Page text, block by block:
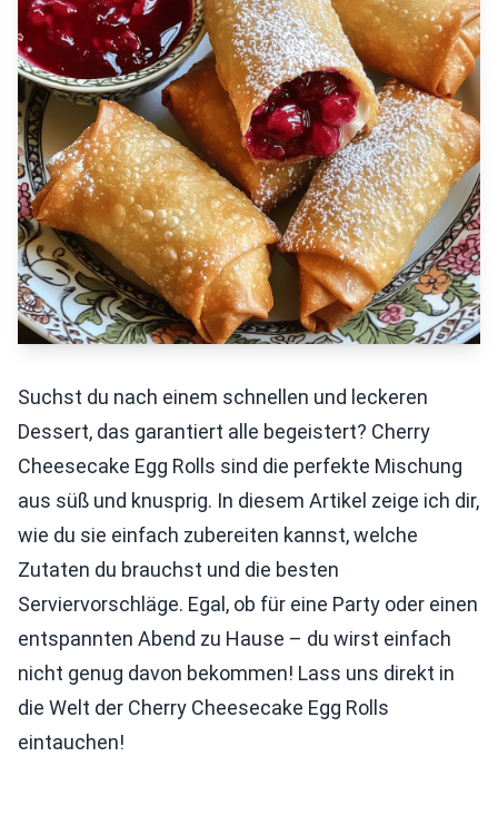
Suchst du nach einem schnellen und leckeren
Dessert, das garantiert alle begeistert? Cherry
Cheesecake Egg Rolls sind die perfekte Mischung
aus süß und knusprig. In diesem Artikel zeige ich dir,
wie du sie einfach zubereiten kannst, welche
Zutaten du brauchst und die besten
Serviervorschläge. Egal, ob für eine Party oder einen
entspannten Abend zu Hause – du wirst einfach
nicht genug davon bekommen! Lass uns direkt in
die Welt der Cherry Cheesecake Egg Rolls
eintauchen!